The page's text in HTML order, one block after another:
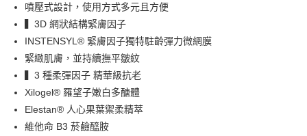
1.分期款項不併入電信帳單，「大哥付你分期」於每月結算日後寄送繳費提
醒簡訊。
2.透過簡訊連結打開帳單後，可選擇「超商條碼／台灣大直營門市／銀行轉
帳／街口支付／iPASS MONEY」等通路繳費。
【注意事項】
1.本服務係由「台灣大哥大股份有限公司」（以下簡稱本公司）所提供，讓
用戶於交易時，得透過本服務購買商品或服務，並由商店將買賣／分期付款
買賣價金債權讓與本公司後，依約使用本公司帳單繳交帳款。
2.基於同意付款使用「大哥付你分期」之契約關係目的，商店將以您的個人
每筆NT$80，滿NT$588(含以上)免運費
萊爾富取貨付款
每筆NT$80，滿NT$888(含以上)免運費
付款後萊爾富取貨
每筆NT$80，滿NT$888(含以上)免運費
7-11取貨付款
噴壓式設計，使用方式多元且方便
▍3D 網狀結構緊膚因子
INSTENSYL® 緊膚因子獨特駐齡彈力微網膜
緊緻肌膚，並持續撫平皺紋
▍3 種柔彈因子 精華級抗老
Xilogel® 羅望子嫩白多醣體
Elestan® 人心果葉禦柔精萃
維他命 B3 菸鹼醯胺